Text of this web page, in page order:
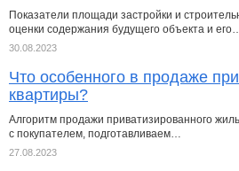
Показатели площади застройки и
оценки содержания будущего объекта и его…
30.08.2023
Что особенного в продаже
квартиры?
Алгоритм продажи приватизированного
с покупателем, подготавливаем…
27.08.2023